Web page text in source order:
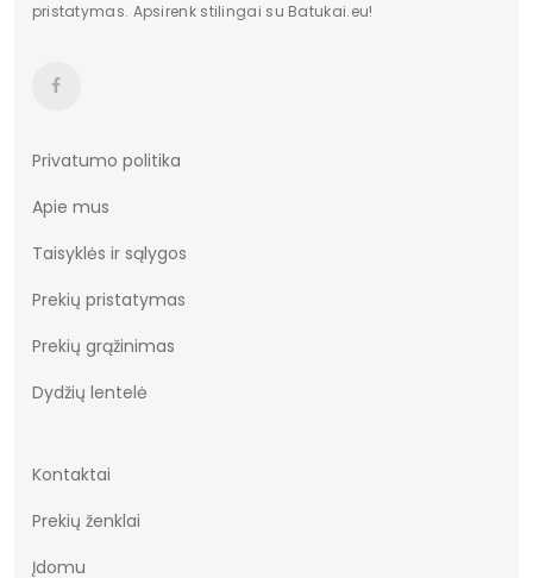
pristatymas. Apsirenk stilingai su Batukai.eu!
Privatumo politika
Apie mus
Taisyklės ir sąlygos
Prekių pristatymas
Prekių grąžinimas
Dydžių lentelė
Kontaktai
Prekių ženklai
Įdomu